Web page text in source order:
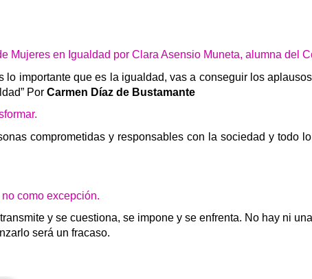
Mujeres en Igualdad por Clara Asensio Muneta, alumna del
lo importante que es la igualdad, vas a conseguir los
Por Carmen Díaz de Bustamante
comprometidas y responsables con la sociedad y todo
como excepción.
y se cuestiona, se impone y se enfrenta. No hay ni
será un fracaso.